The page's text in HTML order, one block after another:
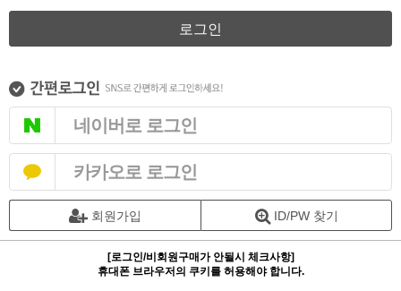
로그인
네이버로 로그인
카카오로 로그인
회원가입 ID/PW 찾기
[로그인/비회원구매가 안될시 체크사항]
휴대폰 브라우저의 쿠키를 허용해야 합니다.